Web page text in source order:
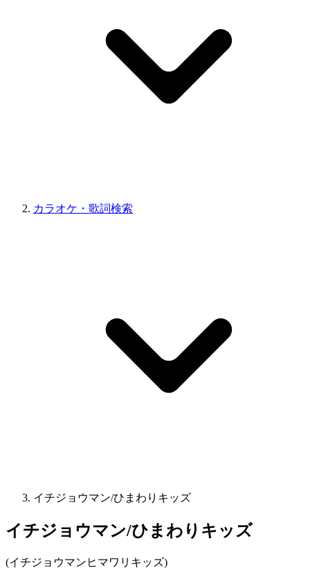
カラオケ・歌詞検索
イチジョウマン/ひまわりキッズ
イチジョウマン/ひまわりキッズ
(イチジョウマンヒマワリキッズ)